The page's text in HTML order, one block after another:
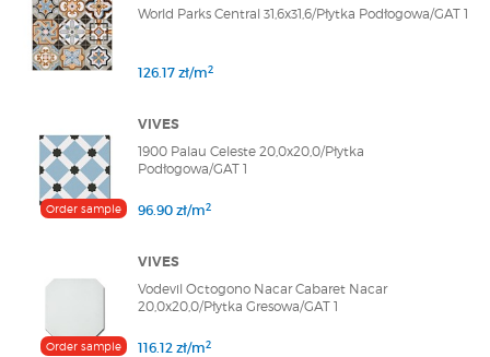
World Parks Central 31,6x31,6/Płytka Podłogowa/GAT 1
126.17 zł/m2
Order sample
VIVES
1900 Palau Celeste 20,0x20,0/Płytka
Podłogowa/GAT 1
96.90 zł/m2
Order sample
VIVES
Vodevil Octogono Nacar Cabaret Nacar
20,0x20,0/Płytka Gresowa/GAT 1
116.12 zł/m2